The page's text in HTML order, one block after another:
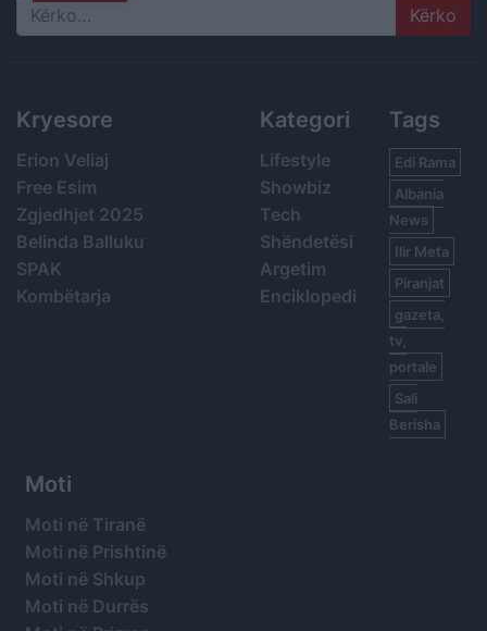
Search
Kryesore
Erion Veliaj
Free Esim
Zgjedhjet 2025
Belinda Balluku
SPAK
Kombëtarja
Kategori
Lifestyle
Showbiz
Tech
Shëndetësi
Argetim
Enciklopedi
Tags
Edi Rama
Albania
News
Ilir Meta
Piranjat
gazeta,
tv,
portale
Sali
Berisha
Moti
Moti në Tiranë
Moti në Prishtinë
Moti në Shkup
Moti në Durrës